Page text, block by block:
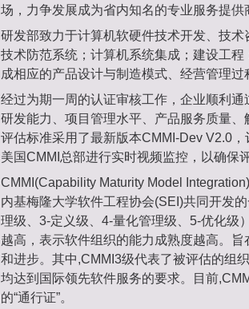
场，力争发展成为省内知名的专业服务提供
研发部致力于计算机软硬件技术开发、技
技术防范系统；计算机系统集成；建设工
成相应的产品设计与制造模式、经营管理
经过为期一周的认证审核工作，企业顺利
研发能力、项目管理水平、产品服务质量
评估标准采用了最新版本CMMI-Dev V2.0
美国CMMI总部进行实时视频监控，以确保
CMMI(Capability Maturity Model
内基梅隆大学软件工程协会(SEI)共同开发
理级、3-定义级、4-量化管理级、5-优化级
越高，表示软件组织的能力成熟度越高。
和进步。其中,CMMI3级代表了被评估的组
均达到国际领先软件服务的要求。目前
的“通行证”。